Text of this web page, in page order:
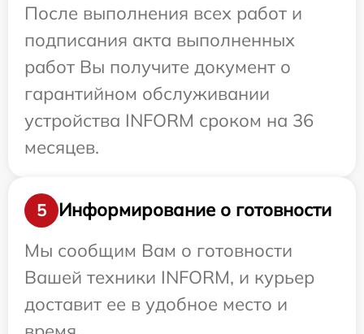
После выполнения всех работ и
подписания акта выполненных
работ Вы получите документ о
гарантийном обслуживании
устройства INFORM сроком на 36
месяцев.
5
Информирование о готовности
Мы сообщим Вам о готовности
Вашей техники INFORM, и курьер
доставит ее в удобное место и